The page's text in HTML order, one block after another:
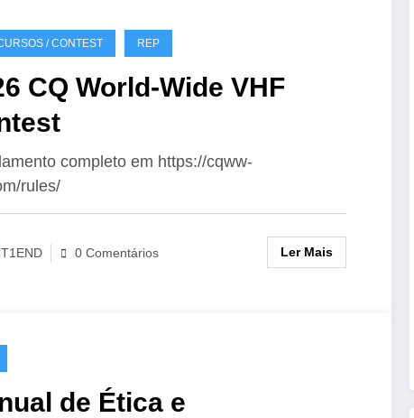
/ CONTEST REP
CQ World-Wide VHF
completo em https://cqww-
rules/
0 Comentários Ler Mais
de Ética e